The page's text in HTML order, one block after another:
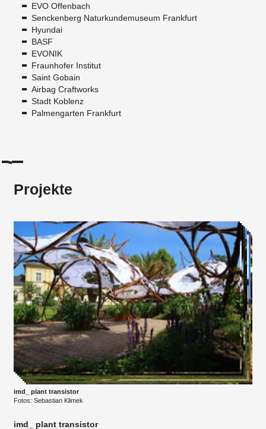
EVO Offenbach
Senckenberg Naturkundemuseum Frankfurt
Hyundai
BASF
EVONIK
Fraunhofer Institut
Saint Gobain
Airbag Craftworks
Stadt Koblenz
Palmengarten Frankfurt
Projekte
imd_ plant transistor
Fotos: Sebastian Klimek
imd_ plant transistor